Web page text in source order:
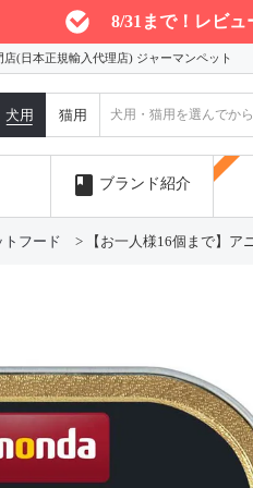
8/31まで！レビュ
(日本正規輸入代理店) ジャーマンペット
犬用 猫用
book ブランド紹介
トフード 【お一人様16個まで】